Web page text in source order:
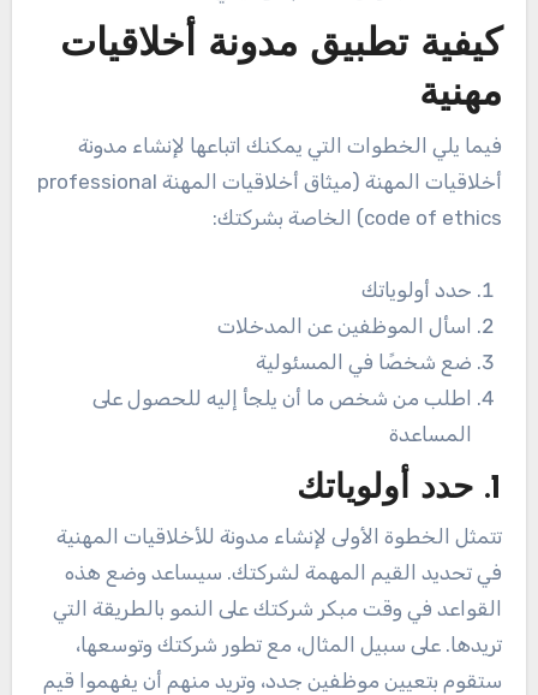
كيفية تطبيق مدونة أخلاقيات
مهنية
فيما يلي الخطوات التي يمكنك اتباعها لإنشاء مدونة
أخلاقيات المهنة (ميثاق أخلاقيات المهنة professional
code of ethics) الخاصة بشركتك:
حدد أولوياتك
اسأل الموظفين عن المدخلات
ضع شخصًا في المسئولية
اطلب من شخص ما أن يلجأ إليه للحصول على
المساعدة
1. حدد أولوياتك
تتمثل الخطوة الأولى لإنشاء مدونة للأخلاقيات المهنية
في تحديد القيم المهمة لشركتك. سيساعد وضع هذه
القواعد في وقت مبكر شركتك على النمو بالطريقة التي
تريدها. على سبيل المثال، مع تطور شركتك وتوسعها،
ستقوم بتعيين موظفين جدد، وتريد منهم أن يفهموا قيم